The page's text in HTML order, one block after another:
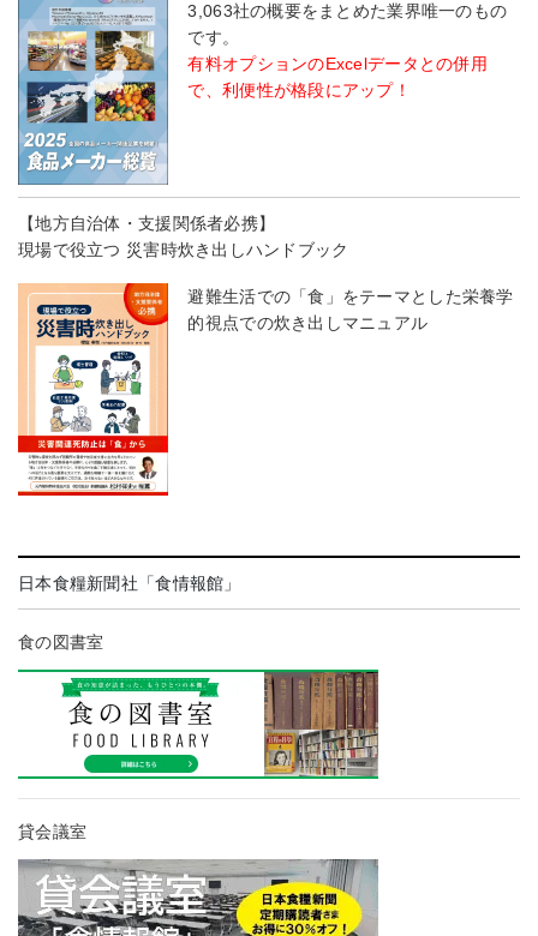
3,063社の概要をまとめた業界唯一のもの
です。
有料オプションのExcelデータとの併用
で、利便性が格段にアップ！
【地方自治体・支援関係者必携】
現場で役立つ 災害時炊き出しハンドブック
避難生活での「食」をテーマとした栄養学
的視点での炊き出しマニュアル
日本食糧新聞社「食情報館」
食の図書室
貸会議室